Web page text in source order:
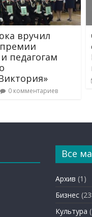
вручил
педагогам
0 комментариев
Все
Архив (1)
Бизнес
Культура